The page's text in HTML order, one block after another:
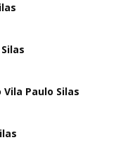
Paulo Silas